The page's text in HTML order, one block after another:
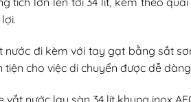
nước đi kèm với tay gạt bằng sắt
cho việc di chuyển được dễ